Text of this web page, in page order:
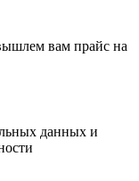
вам прайс на
данных и